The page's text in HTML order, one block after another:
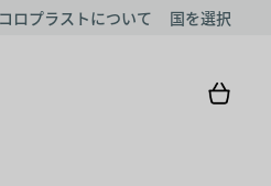
コロプラストについて 国を選択